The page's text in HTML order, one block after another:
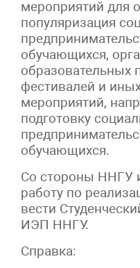
мероприятий для
популяризация
обучающихся,
образовательных
фестивалей и
мероприятий,
подготовку
обучающихся.
Со стороны ННГУ
работу по
вести
ИЭП ННГУ.
Справка: